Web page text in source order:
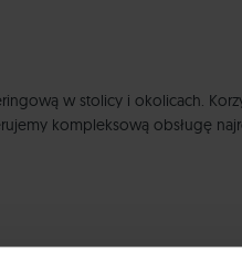
w stolicy i okolicach.
kompleksową obsługę